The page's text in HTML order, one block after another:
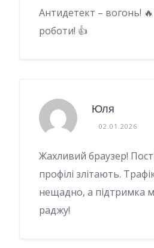
Антидетект – вогонь!
роботи! 👍
Юля
02.01.2026
Жахливий браузер!
профілі злітають.
нещадно, а підтримка
раджу!